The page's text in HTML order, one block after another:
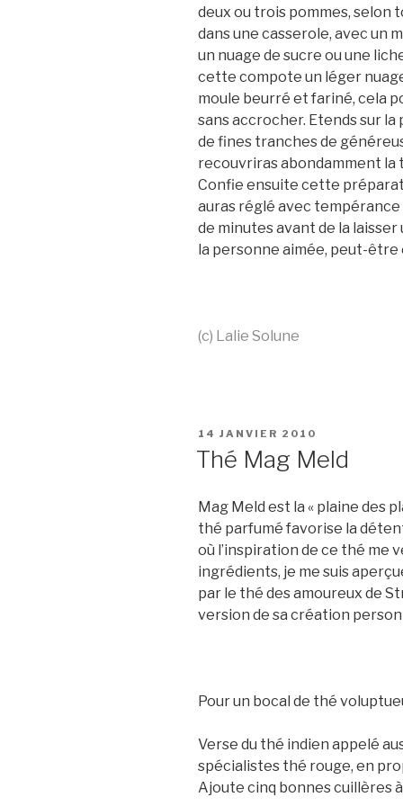
deux ou trois pommes, selon
dans une casserole, avec un
un nuage de sucre ou une
cette compote un léger
moule beurré et fariné, cela
sans accrocher. Etends sur
de fines tranches de
recouvriras abondamment
Confie ensuite cette
auras réglé avec
de minutes avant de la
la personne aimée, peut-
(c) Lalie Solune
PUBLIÉ
14 JANVIER 2010
Thé Mag Meld
Mag Meld est la « plaine des
thé parfumé favorise la
où l’inspiration de ce thé me
ingrédients, je me suis
par le thé des amoureux de
version de sa création
Pour un bocal de thé
Verse du thé indien appelé
spécialistes thé rouge, en
Ajoute cinq bonnes cuillères